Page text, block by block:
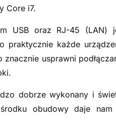
Core i7.
USB oraz RJ-45 (LAN)
praktycznie każde
znacznie usprawni
dobrze wykonany i
obudowy daje